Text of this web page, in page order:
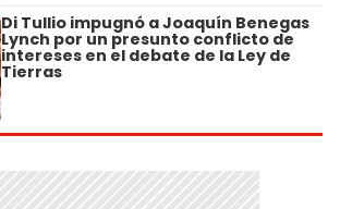
Di Tullio impugnó a Joaquín Benegas
Lynch por un presunto conflicto de
intereses en el debate de la Ley de
Tierras